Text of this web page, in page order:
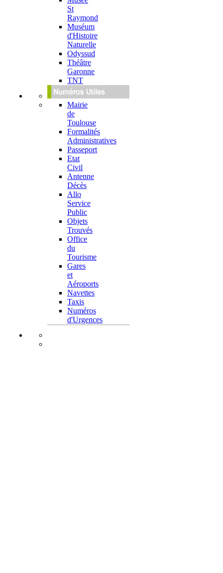
St
Raymond
Muséum
d'Histoire
Naturelle
Odyssud
Théâtre
Garonne
TNT
Mairie
de
Toulouse
Formalités
Administratives
Passeport
Etat
Civil
Antenne
Décès
Allo
Service
Public
Objets
Trouvés
Office
du
Tourisme
Gares
et
Aéroports
Navettes
Taxis
Numéros
d'Urgences